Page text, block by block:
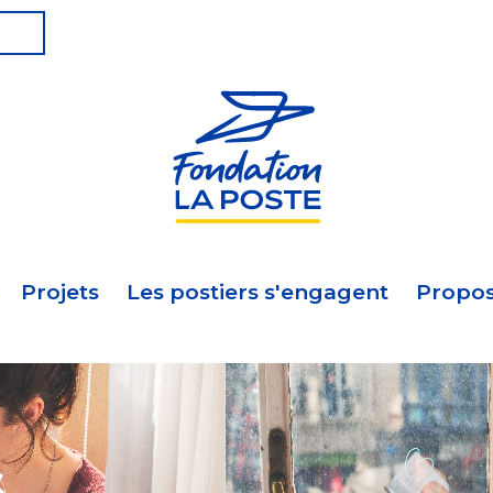
Projets Les postiers s'engagent